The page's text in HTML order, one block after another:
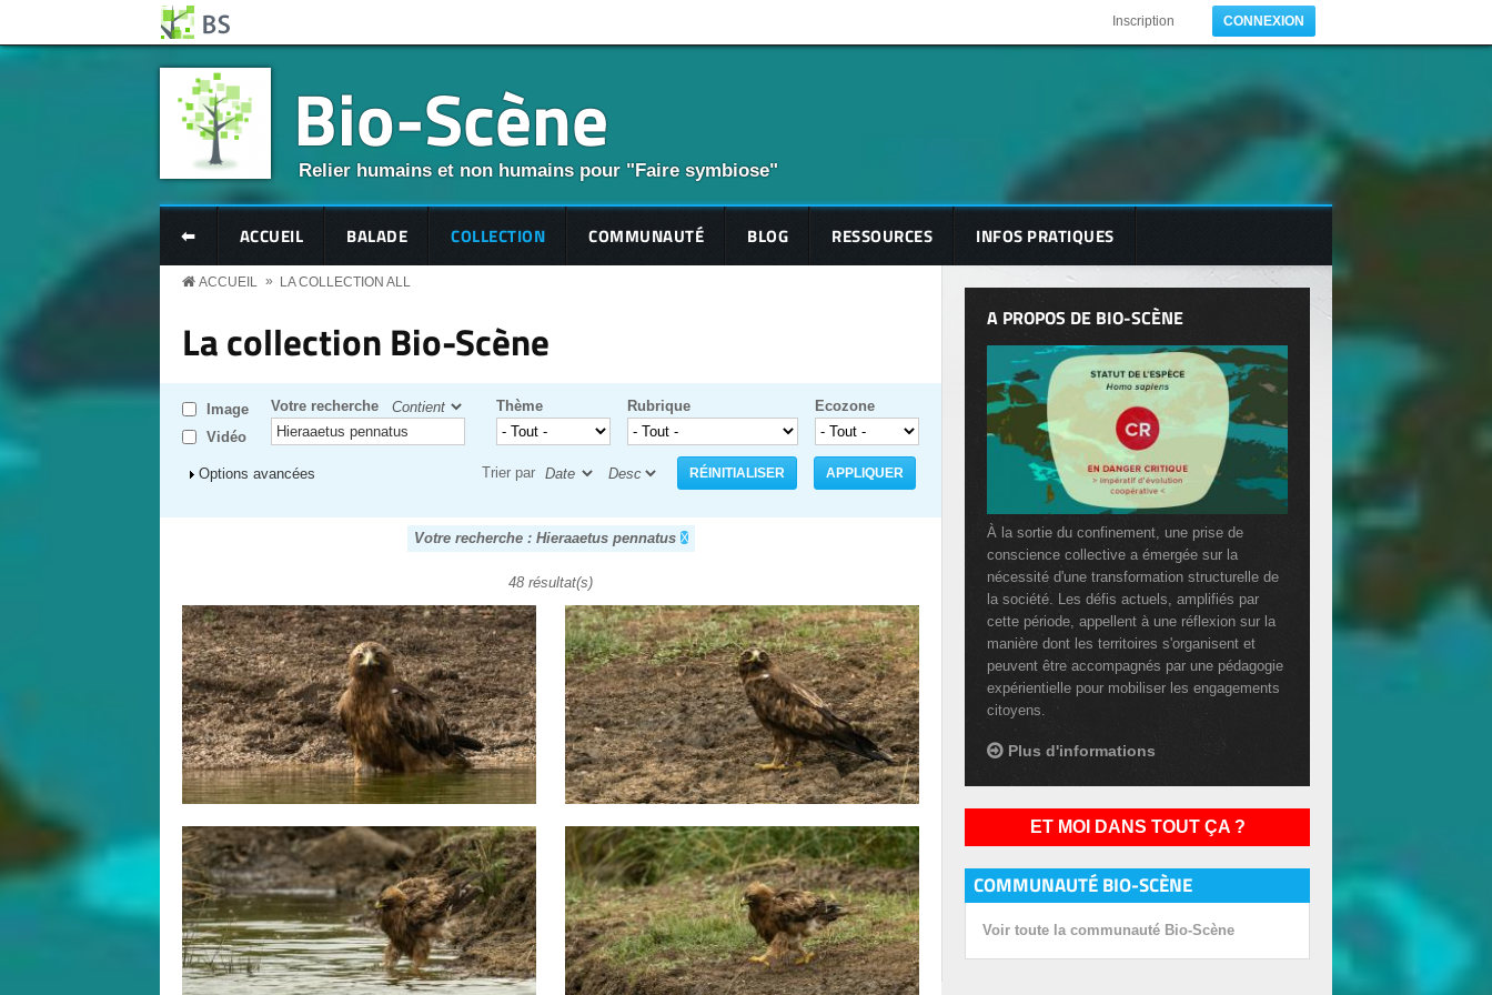
Aller au contenu principal
Inscription CONNEXION
Bio-Scène
Relier humains et non humains pour "Faire symbiose"
BS MENU
⬅ ACCUEIL BALADE COLLECTION COMMUNAUTÉ BLOG RESSOURCES INFOS PRATIQUES
ACCUEIL » LA COLLECTION ALL
La collection Bio-Scène
Image
Vidéo
Votre recherche Ecozone
Rubrique
Thème
Afficher
Options avancées Trier par
Votre recherche : Hieraaetus pennatus
48 résultat(s)
Pages
A PROPOS DE BIO-SCÈNE
À la sortie du confinement, une prise de
conscience collective a émergée sur la
nécessité d'une transformation structurelle de
la société. Les défis actuels, amplifiés par
cette période, appellent à une réflexion sur la
manière dont les territoires s'organisent et
peuvent être accompagnés par une pédagogie
expérientielle pour mobiliser les engagements
citoyens.
Plus d'informations
ET MOI DANS TOUT ÇA ?
COMMUNAUTÉ BIO-SCÈNE
Voir toute la communauté Bio-Scène
Panneau de gestion des cookies